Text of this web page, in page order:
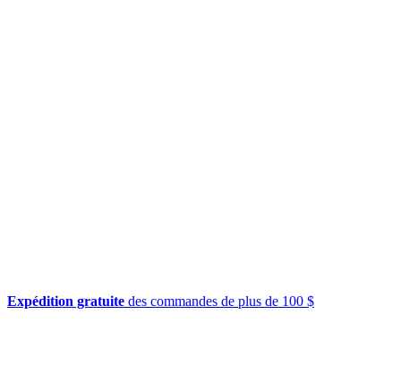
Expédition gratuite des commandes de plus de 100 $